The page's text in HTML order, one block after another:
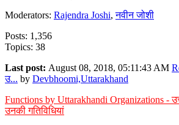
Moderators: Rajendra Joshi,नवीन जोशी
Posts: 1,356
Topics: 38
Last post: August 08, 2018, 05:11:43 AM
उ... by Devbhoomi,Uttarakhand
Functions by Uttarakhandi Organizations -
उनकी गतिविधियां